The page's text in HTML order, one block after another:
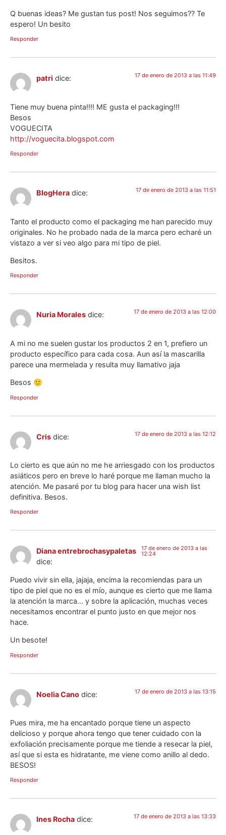
Q buenas ideas? Me gustan tus post! Nos seguimos?? Te
espero! Un besito
Responder
patri dice: 17 de enero de 2013 a las 11:49
Tiene muy buena pinta!!!! ME gusta el packaging!!!
Besos
VOGUECITA
http://voguecita.blogspot.com
Responder
BlogHera dice: 17 de enero de 2013 a las 11:51
Tanto el producto como el packaging me han parecido muy
originales. No he probado nada de la marca pero echaré un
vistazo a ver si veo algo para mi tipo de piel.
Besitos.
Responder
Nuria Morales dice: 17 de enero de 2013 a las 12:00
A mi no me suelen gustar los productos 2 en 1, prefiero un
producto específico para cada cosa. Aun así la mascarilla
parece una mermelada y resulta muy llamativo jaja
Besos 🙂
Responder
Cris dice: 17 de enero de 2013 a las 12:12
Lo cierto es que aún no me he arriesgado con los productos
asiáticos pero en breve lo haré porque me llaman mucho la
atención. Me pasaré por tu blog para hacer una wish list
definitiva. Besos.
Responder
Diana entrebrochasypaletas
dice:
17 de enero de 2013 a las
12:24
Puedo vivir sin ella, jajaja, encima la recomiendas para un
tipo de piel que no es el mío, aunque es cierto que me llama
la atención la marca… y sobre la aplicación, muchas veces
necesitamos encontrar el punto justo en que mejor nos
hace.
Un besote!
Responder
Noelia Cano dice: 17 de enero de 2013 a las 13:15
Pues mira, me ha encantado porque tiene un aspecto
delicioso y porque ahora tengo que tener cuidado con la
exfoliación precisamente porque me tiende a resecar la piel,
así que si esta es hidratante, me viene como anillo al dedo.
BESOS!
Responder
Ines Rocha dice: 17 de enero de 2013 a las 13:33